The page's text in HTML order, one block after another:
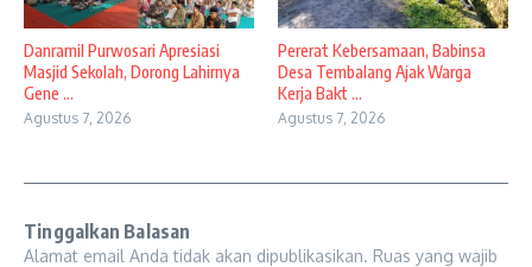
Danramil Purwosari Apresiasi
Masjid Sekolah, Dorong Lahirnya
Gene ...
Agustus 7, 2026
Pererat Kebersamaan, Babinsa
Desa Tembalang Ajak Warga
Kerja Bakt ...
Agustus 7, 2026
Tinggalkan Balasan
Alamat email Anda tidak akan dipublikasikan. Ruas yang wajib